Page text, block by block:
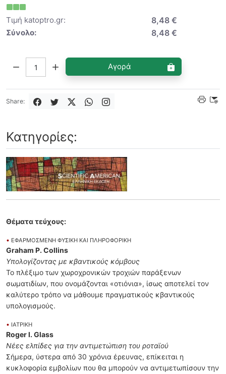
Τιμή katoptro.gr: 8,48 €
Σύνολο: 8,48 €
Αγορά
Share:
Κατηγορίες:
Θέματα τεύχους:
• ΕΦΑΡΜΟΣΜΕΝΗ ΦΥΣΙΚΗ ΚΑΙ ΠΛΗΡΟΦΟΡΙΚΗ
Graham P. Collins
Υπολογίζοντας με κβαντικούς κόμβους
Το πλέξιμο των χωροχρονικών τροχιών παράξενων
σωματιδίων, που ονομάζονται «οτιόνια», ίσως αποτελεί τον
καλύτερο τρόπο να μάθουμε πραγματικούς κβαντικούς
υπολογισμούς.
• ΙΑΤΡΙΚΗ
Roger I. Glass
Νέες ελπίδες για την αντιμετώπιση του ροταϊού
Σήμερα, ύστερα από 30 χρόνια έρευνας, επίκειται η
κυκλοφορία εμβολίων που θα μπορούν να αντιμετωπίσουν την